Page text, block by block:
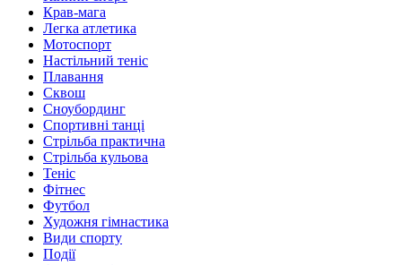
Крав-мага
Легка атлетика
Мотоспорт
Настільний теніс
Плавання
Сквош
Сноубординг
Спортивні танці
Стрільба практична
Стрільба кульова
Теніс
Фітнес
Футбол
Художня гімнастика
Види спорту
Події